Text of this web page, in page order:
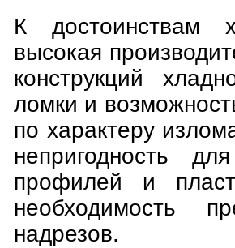
К достоинствам
высокая
конструкций
ломки и
по характеру
непригодность
профилей и
необходимость
надрезов.